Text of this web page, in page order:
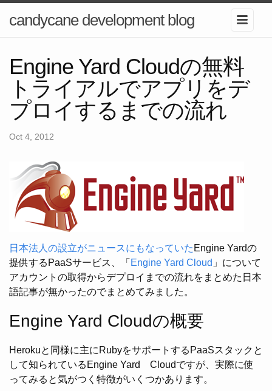
candycane development blog
Engine Yard Cloudの無料
トライアルでアプリをデ
プロイするまでの流れ
Oct 4, 2012
日本法人の設立がニュースにもなっていた Engine Yardの
提供するPaaSサービス、「 Engine Yard Cloud 」について
アカウントの取得からデプロイまでの流れをまとめた日本
語記事が無かったのでまとめてみました。
Engine Yard Cloudの概要
Herokuと同様に主にRubyをサポートするPaaSスタックと
して知られているEngine Yard Cloudですが、実際に使
ってみると気がつく特徴がいくつかあります。